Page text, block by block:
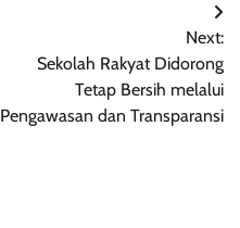
Next:
Sekolah Rakyat Didorong
Tetap Bersih melalui
Pengawasan dan Transparansi